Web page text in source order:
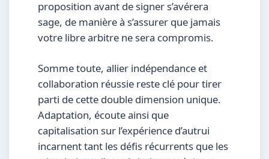
proposition avant de signer s’avérera
sage, de manière à s’assurer que jamais
votre libre arbitre ne sera compromis.
Somme toute, allier indépendance et
collaboration réussie reste clé pour tirer
parti de cette double dimension unique.
Adaptation, écoute ainsi que
capitalisation sur l’expérience d’autrui
incarnent tant les défis récurrents que les